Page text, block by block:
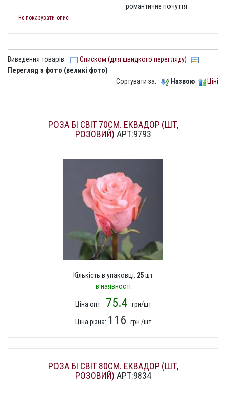
романтичне почуття.
Не показувати опис
Виведення товарів:
Списком (для швидкого перегляду)
Перегляд з фото (великі фото)
Сортувати за:
Назвою Ціні
РОЗА БІ СВІТ 70СМ. ЕКВАДОР (ШТ,
РОЗОВИЙ) АРТ:9793
Кількість в упаковці: 25шт
в наявності
Ціна опт: 75.4 грн/шт
Ціна різна: 116 грн./шт
РОЗА БІ СВІТ 80СМ. ЕКВАДОР (ШТ,
РОЗОВИЙ) АРТ:9834